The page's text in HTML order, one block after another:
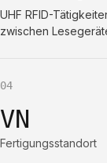
UHF RFID-
zwischen
04
VN
Fertigungsstandort